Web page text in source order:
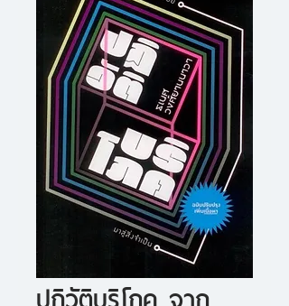
ปฏิวัติบริโภค จาก